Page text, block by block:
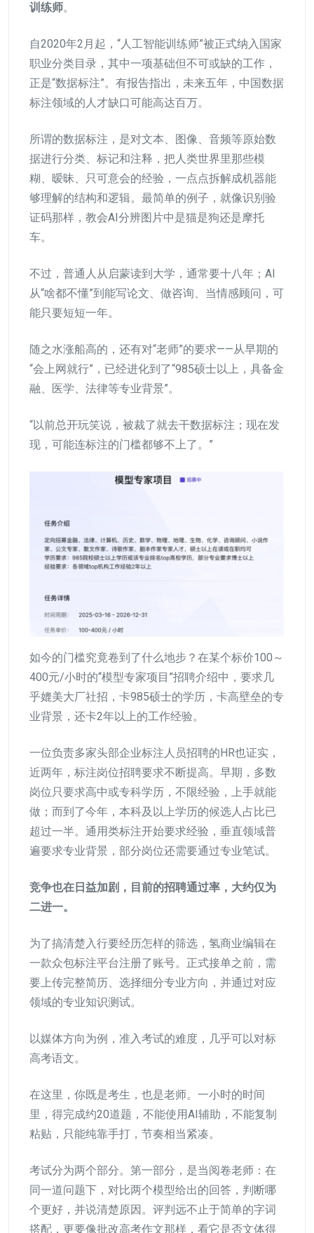
训练师。
自2020年2月起，“人工智能训练师”被正式纳入国家
职业分类目录，其中一项基础但不可或缺的工作，
正是“数据标注”。有报告指出，未来五年，中国数据
标注领域的人才缺口可能高达百万。
所谓的数据标注，是对文本、图像、音频等原始数
据进行分类、标记和注释，把人类世界里那些模
糊、暧昧、只可意会的经验，一点点拆解成机器能
够理解的结构和逻辑。最简单的例子，就像识别验
证码那样，教会AI分辨图片中是猫是狗还是摩托
车。
不过，普通人从启蒙读到大学，通常要十八年；AI
从“啥都不懂”到能写论文、做咨询、当情感顾问，可
能只要短短一年。
随之水涨船高的，还有对“老师”的要求——从早期的
“会上网就行”，已经进化到了“985硕士以上，具备金
融、医学、法律等专业背景”。
“以前总开玩笑说，被裁了就去干数据标注；现在发
现，可能连标注的门槛都够不上了。”
如今的门槛究竟卷到了什么地步？在某个标价100～
400元/小时的“模型专家项目”招聘介绍中，要求几
乎媲美大厂社招，卡985硕士的学历，卡高壁垒的专
业背景，还卡2年以上的工作经验。
一位负责多家头部企业标注人员招聘的HR也证实，
近两年，标注岗位招聘要求不断提高。早期，多数
岗位只要求高中或专科学历，不限经验，上手就能
做；而到了今年，本科及以上学历的候选人占比已
超过一半。通用类标注开始要求经验，垂直领域普
遍要求专业背景，部分岗位还需要通过专业笔试。
竞争也在日益加剧，目前的招聘通过率，大约仅为
二进一。
为了搞清楚入行要经历怎样的筛选，氢商业编辑在
一款众包标注平台注册了账号。正式接单之前，需
要上传完整简历、选择细分专业方向，并通过对应
领域的专业知识测试。
以媒体方向为例，准入考试的难度，几乎可以对标
高考语文。
在这里，你既是考生，也是老师。一小时的时间
里，得完成约20道题，不能使用AI辅助，不能复制
粘贴，只能纯靠手打，节奏相当紧凑。
考试分为两个部分。第一部分，是当阅卷老师：在
同一道问题下，对比两个模型给出的回答，判断哪
个更好，并说清楚原因。评判远不止于简单的字词
搭配，更要像批改高考作文那样，看它是否文体得